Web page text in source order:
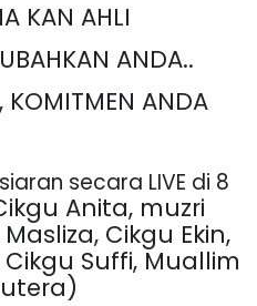
KAN AHLI
ANDA..
KOMITMEN ANDA
secara LIVE di 8
Anita, muzri
Cikgu Ekin,
Suffi, Muallim